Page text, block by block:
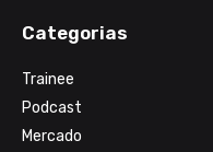
Categorias
Trainee
Podcast
Mercado